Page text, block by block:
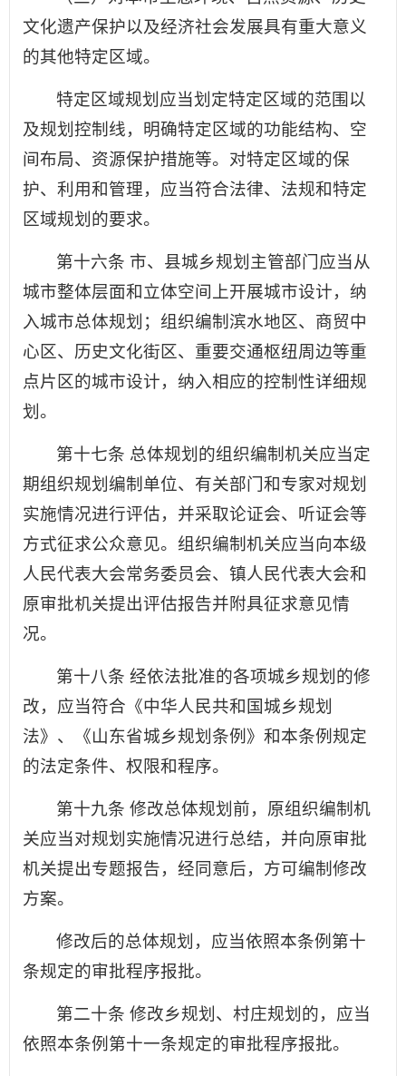
文化遗产保护以及经济社会发展具有重大意义
的其他特定区域。
特定区域规划应当划定特定区域的范围以
及规划控制线，明确特定区域的功能结构、空
间布局、资源保护措施等。对特定区域的保
护、利用和管理，应当符合法律、法规和特定
区域规划的要求。
第十六条 市、县城乡规划主管部门应当从
城市整体层面和立体空间上开展城市设计，纳
入城市总体规划；组织编制滨水地区、商贸中
心区、历史文化街区、重要交通枢纽周边等重
点片区的城市设计，纳入相应的控制性详细规
划。
第十七条 总体规划的组织编制机关应当定
期组织规划编制单位、有关部门和专家对规划
实施情况进行评估，并采取论证会、听证会等
方式征求公众意见。组织编制机关应当向本级
人民代表大会常务委员会、镇人民代表大会和
原审批机关提出评估报告并附具征求意见情
况。
第十八条 经依法批准的各项城乡规划的修
改，应当符合《中华人民共和国城乡规划
法》、《山东省城乡规划条例》和本条例规定
的法定条件、权限和程序。
第十九条 修改总体规划前，原组织编制机
关应当对规划实施情况进行总结，并向原审批
机关提出专题报告，经同意后，方可编制修改
方案。
修改后的总体规划，应当依照本条例第十
条规定的审批程序报批。
第二十条 修改乡规划、村庄规划的，应当
依照本条例第十一条规定的审批程序报批。